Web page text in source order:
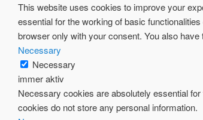
This website uses cookies to improve your
essential for the working of basic
browser only with your consent. You also
Necessary
Necessary
immer aktiv
Necessary cookies are absolutely essential
cookies do not store any personal information.